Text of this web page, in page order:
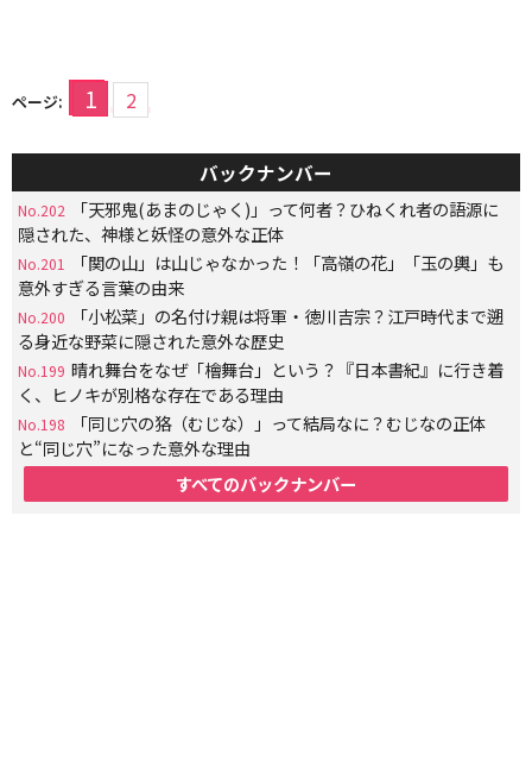
ページ: 1 2
バックナンバー
No.202
「天邪鬼(あまのじゃく)」って何者？ひねくれ者の語源に
隠された、神様と妖怪の意外な正体
No.201
「関の山」は山じゃなかった！「高嶺の花」「玉の輿」も
意外すぎる言葉の由来
No.200
「小松菜」の名付け親は将軍・徳川吉宗？江戸時代まで遡
る身近な野菜に隠された意外な歴史
No.199 晴れ舞台をなぜ「檜舞台」という？『日本書紀』に行き着
く、ヒノキが別格な存在である理由
No.198
「同じ穴の狢（むじな）」って結局なに？むじなの正体
と“同じ穴”になった意外な理由
すべてのバックナンバー